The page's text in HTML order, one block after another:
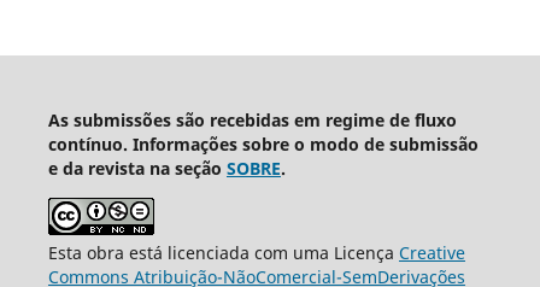
As submissões são recebidas em regime de fluxo
contínuo. Informações sobre o modo de submissão
e da revista na seção SOBRE.
Esta obra está licenciada com uma Licença Creative
Commons Atribuição-NãoComercial-SemDerivações